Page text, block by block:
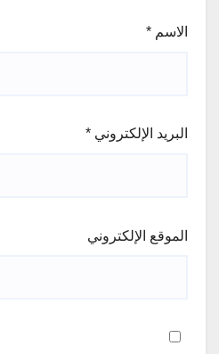
الاسم *
البريد الإلكتروني *
الموقع الإلكتروني